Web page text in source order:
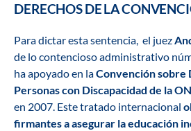
DERECHOS DE LA
Para dictar esta sentencia, el juez
de lo contencioso administrativo
ha apoyado en laConvención sobre
Personas con Discapacidad de la
en 2007. Este tratado internacional
firmantes a asegurar la educación